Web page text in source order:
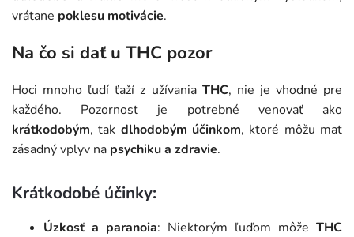
vrátane poklesu motivácie.
Na čo si dať u THC pozor
Hoci mnoho ľudí ťaží z užívania THC, nie je vhodné pre
každého. Pozornosť je potrebné venovať ako
krátkodobým, tak dlhodobým účinkom, ktoré môžu mať
zásadný vplyv na psychiku a zdravie.
Krátkodobé účinky:
Úzkosť a paranoia: Niektorým ľuďom môže THC